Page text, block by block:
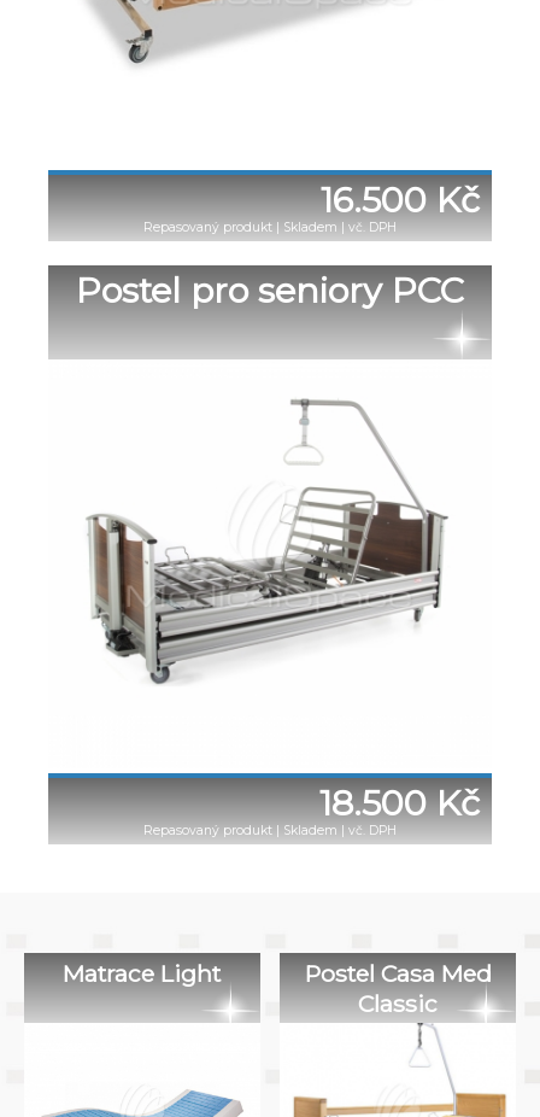
16.500 Kč
Repasovaný produkt Skladem | vč. DPH
Postel pro seniory PCC
18.500 Kč
Repasovaný produkt Skladem | vč. DPH
Matrace Light
Postel Casa Med
Classic